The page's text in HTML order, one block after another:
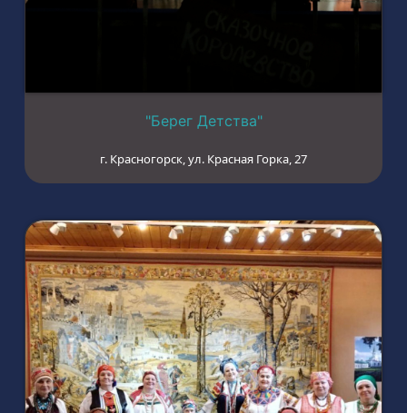
"Берег Детства"
г. Красногорск, ул. Красная Горка, 27